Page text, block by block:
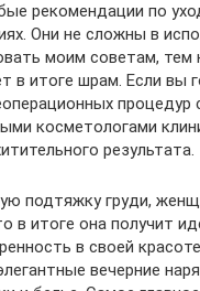
рекомендации по
Они не сложны в
моим советам, тем
в итоге шрам. Если вы
процедур
косметологами
результата.
подтяжку груди,
в итоге она получит
в своей
вечерние